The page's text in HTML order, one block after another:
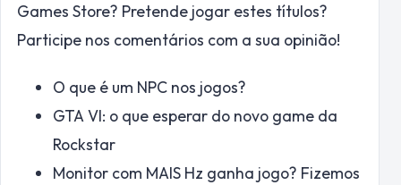
Games Store? Pretende jogar estes títulos?
Participe nos comentários com a sua opinião!
O que é um NPC nos jogos?
GTA VI: o que esperar do novo game da
Rockstar
Monitor com MAIS Hz ganha jogo? Fizemos